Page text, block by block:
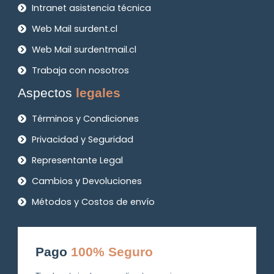
Intranet asistencia técnica
Web Mail surdent.cl
Web Mail surdentmail.cl
Trabaja con nosotros
Aspectos legales
Términos y Condiciones
Privacidad y Seguridad
Representante Legal
Cambios y Devoluciones
Métodos y Costos de envío
Pago 100% Seguro